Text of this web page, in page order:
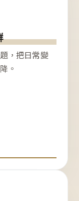
，把日常變
。